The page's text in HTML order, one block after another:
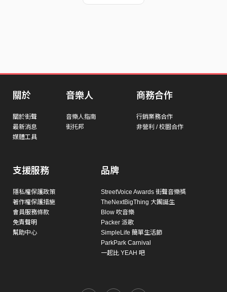
關於
關於街聲
最新消息
媒體工具
音樂人
音樂人指南
街托邦
商務合作
行銷業務合作
非營利 / 校園合作
支援服務
隱私權保護政策
著作權保護措施
會員服務條款
免責聲明
幫助中心
品牌
StreetVoice Awards 街聲音樂獎
TheNextBigThing 大團誕生
Blow 吹音樂
Packer 派歌
SimpleLife 簡單生活節
ParkPark Carnival
一起比 YEAH 吧